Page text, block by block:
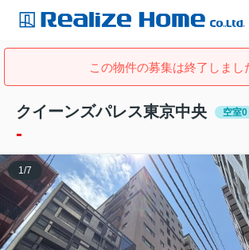
この物件の募集は終了しまし
クイーンズパレス東京中央 空室0
-
1/7